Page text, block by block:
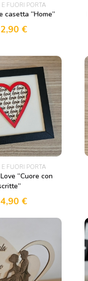
FUORI PORTA
casetta “Home”
€
FUORI PORTA
“Cuore con
€